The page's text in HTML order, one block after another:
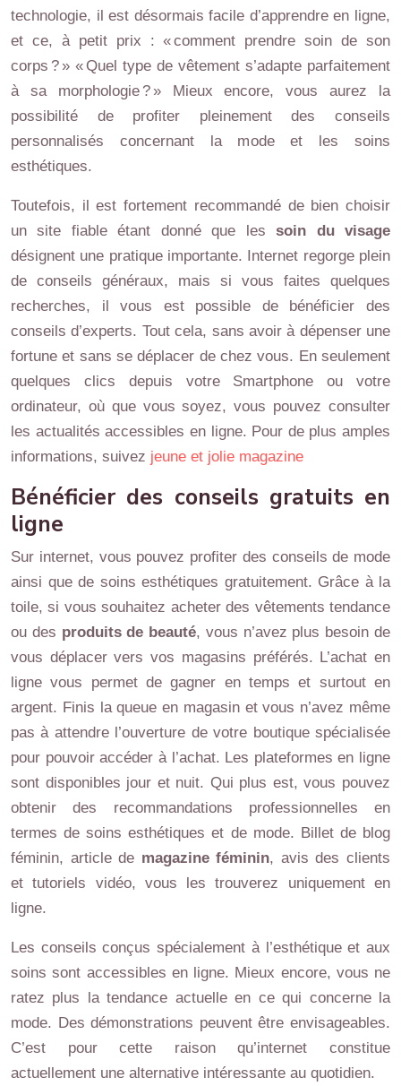
technologie, il est désormais facile d’apprendre en ligne,
et ce, à petit prix : « comment prendre soin de son
corps ? » « Quel type de vêtement s’adapte parfaitement
à sa morphologie ? » Mieux encore, vous aurez la
possibilité de profiter pleinement des conseils
personnalisés concernant la mode et les soins
esthétiques.
Toutefois, il est fortement recommandé de bien choisir
un site fiable étant donné que lessoin du visage
désignent une pratique importante. Internet regorge plein
de conseils généraux, mais si vous faites quelques
recherches, il vous est possible de bénéficier des
conseils d’experts. Tout cela, sans avoir à dépenser une
fortune et sans se déplacer de chez vous. En seulement
quelques clics depuis votre Smartphone ou votre
ordinateur, où que vous soyez, vous pouvez consulter
les actualités accessibles en ligne. Pour de plus amples
informations, suivez jeune et jolie magazine
Bénéficier des conseils gratuits en
ligne
Sur internet, vous pouvez profiter des conseils de mode
ainsi que de soins esthétiques gratuitement. Grâce à la
toile, si vous souhaitez acheter des vêtements tendance
ou des produits de beauté, vous n’avez plus besoin de
vous déplacer vers vos magasins préférés. L’achat en
ligne vous permet de gagner en temps et surtout en
argent. Finis la queue en magasin et vous n’avez même
pas à attendre l’ouverture de votre boutique spécialisée
pour pouvoir accéder à l’achat. Les plateformes en ligne
sont disponibles jour et nuit. Qui plus est, vous pouvez
obtenir des recommandations professionnelles en
termes de soins esthétiques et de mode. Billet de blog
féminin, article de magazine féminin, avis des clients
et tutoriels vidéo, vous les trouverez uniquement en
ligne.
Les conseils conçus spécialement à l’esthétique et aux
soins sont accessibles en ligne. Mieux encore, vous ne
ratez plus la tendance actuelle en ce qui concerne la
mode. Des démonstrations peuvent être envisageables.
C’est pour cette raison qu’internet constitue
actuellement une alternative intéressante au quotidien.